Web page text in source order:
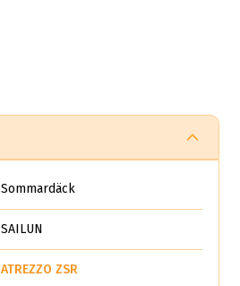
Sommardäck
SAILUN
ATREZZO ZSR